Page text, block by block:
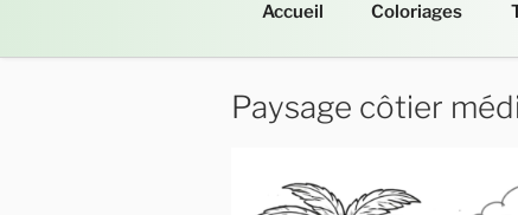
Accueil Coloriages
Paysage côtier